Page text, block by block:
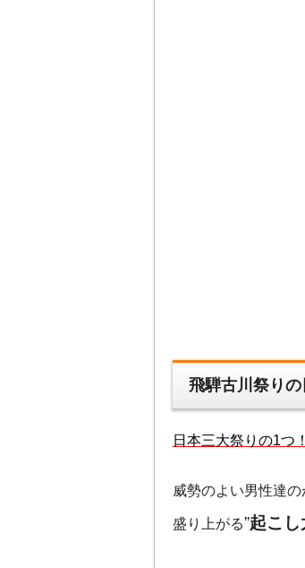
飛騨古川祭り
日本三大祭りの1つ
威勢のよい男性達
盛り上がる”起こし